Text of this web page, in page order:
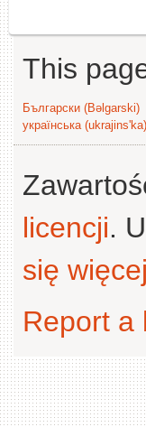
This
Български (Bəlgarski)
українська (ukrajins'ka)
licencji.
się
Report a